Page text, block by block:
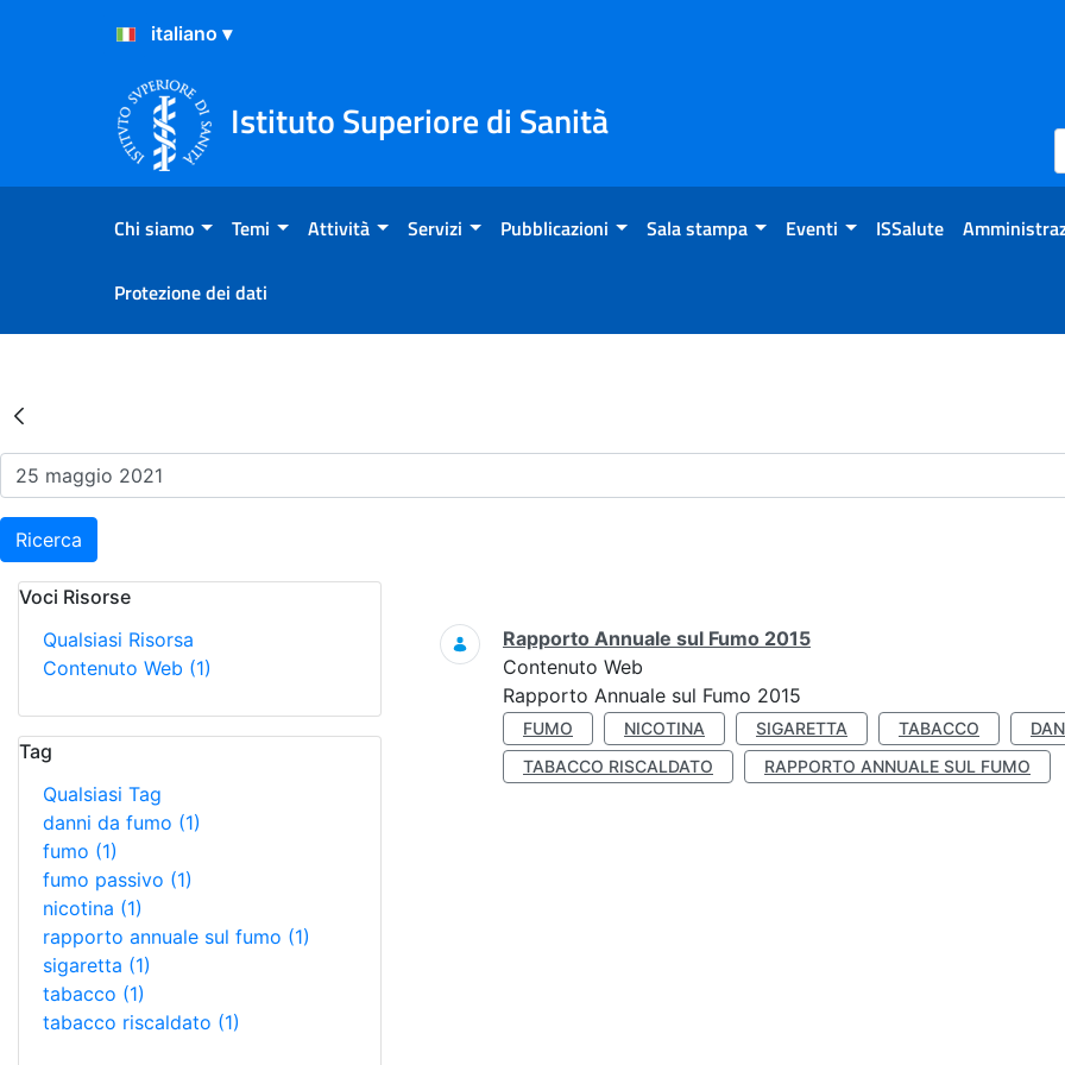
Salta al Contenuto
Salta al Footer
Istituto Superiore di Sanità
Chi siamo Temi Attività Servizi Pubblicazioni Sala stampa Eventi ISSalute
Protezione dei dati
Risultati della Ricerca - Eventi
Ricerca
Voci Risorse
Qualsiasi Risorsa
Contenuto Web (1)
Tag
Qualsiasi Tag
danni da fumo (1)
fumo (1)
fumo passivo (1)
nicotina (1)
rapporto annuale sul fumo (1)
sigaretta (1)
tabacco (1)
tabacco riscaldato (1)
Ricerca
Rapporto Annuale sul Fumo 2015
Contenuto Web
Rapporto Annuale sul Fumo 2015
FUMO NICOTINA SIGARETTA TABACCO
TABACCO RISCALDATO
RAPPORTO ANNUALE SUL FUMO